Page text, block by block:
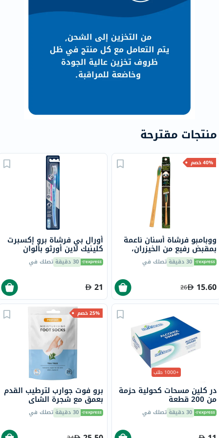
منتجات مقترحة
40% خصم
ووبامبو فرشاة أسنان ناعمة
بمقبض رفيع من الخيزران،
عبوة صديقة للبيئة، 1 قطعة
30 دقيقة تصلك في
15.60
26
أورال بي فرشاة برو إكسبرت
كلينيك لاين أورثو بألوان
متنوعة من 1
30 دقيقة تصلك في
21
+1000 طلب
در كلين مسحات كحولية حزمة
من 200 قطعة
30 دقيقة تصلك في
25% خصم
برو فوت جوارب لترطيب القدم
بعمق مع شجرة الشاي
وفيتامين E لإصلاح البشرة
الجافة،حزمه من زوج واحد
30 دقيقة تصلك في